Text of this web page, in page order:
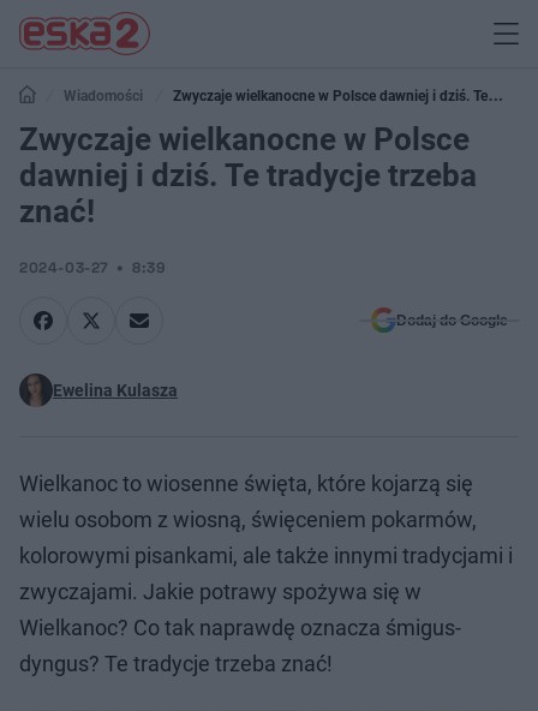
Wiadomości
Zwyczaje wielkanocne w Polsce dawniej i dziś. Te
tradycje trzeba znać!
Zwyczaje wielkanocne w Polsce
dawniej i dziś. Te tradycje trzeba
znać!
2024-03-27 8:39
Dodaj do Google
Ewelina Kulasza
Wielkanoc to wiosenne święta, które kojarzą się
wielu osobom z wiosną, święceniem pokarmów,
kolorowymi pisankami, ale także innymi tradycjami i
zwyczajami. Jakie potrawy spożywa się w
Wielkanoc? Co tak naprawdę oznacza śmigus-
dyngus? Te tradycje trzeba znać!